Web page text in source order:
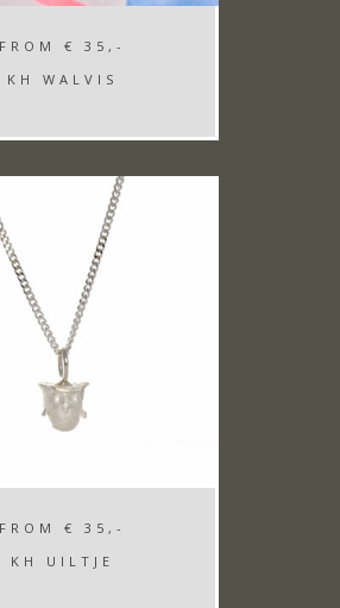
FROM
€ 35,-
KH WALVIS
FROM
€ 35,-
KH UILTJE